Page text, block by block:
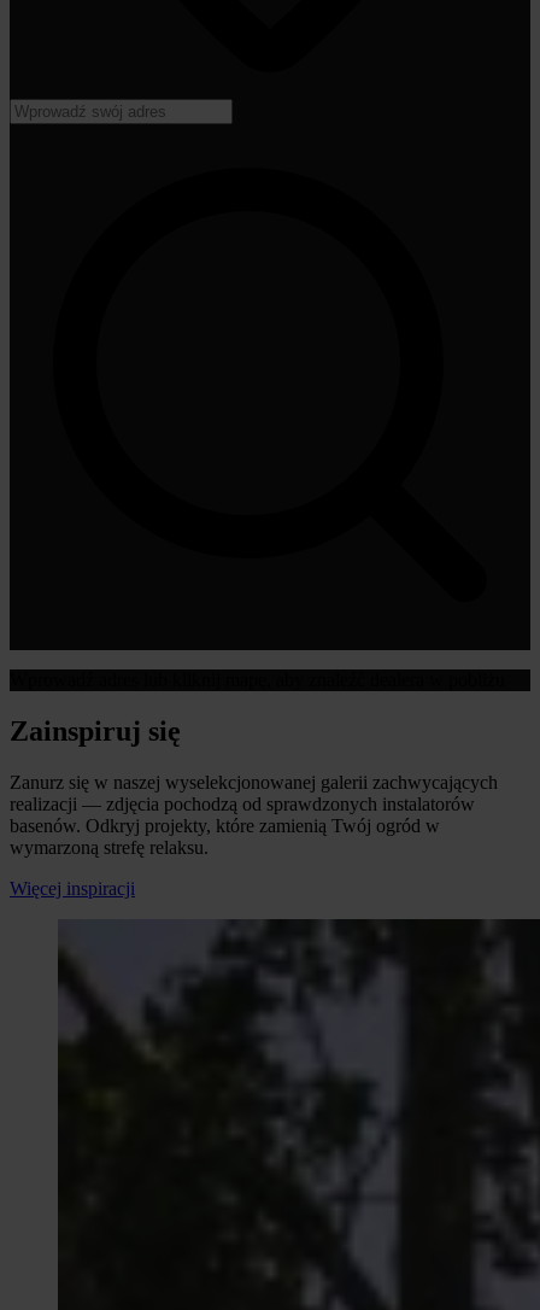
Zainspiruj się
Zanurz się w naszej wyselekcjonowanej galerii zachwycających
realizacji — zdjęcia pochodzą od sprawdzonych instalatorów
basenów. Odkryj projekty, które zamienią Twój ogród w
wymarzoną strefę relaksu.
Więcej inspiracji